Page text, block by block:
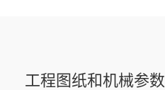
工程图纸和机械参数